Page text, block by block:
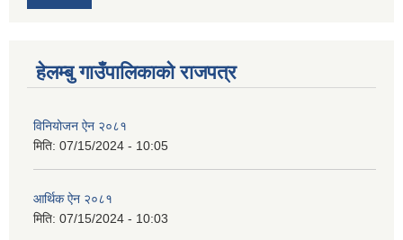
हेलम्बु गाउँपालिकाको राजपत्र
विनियोजन ऐन २०८१
मिति: 07/15/2024 - 10:05
आर्थिक ऐन २०८१
मिति: 07/15/2024 - 10:03